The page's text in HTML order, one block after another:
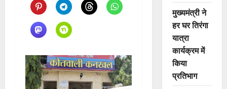
मुख्यमंत्री ने
हर घर तिरंगा
यात्रा
कार्यक्रम में
किया
प्रतिभाग